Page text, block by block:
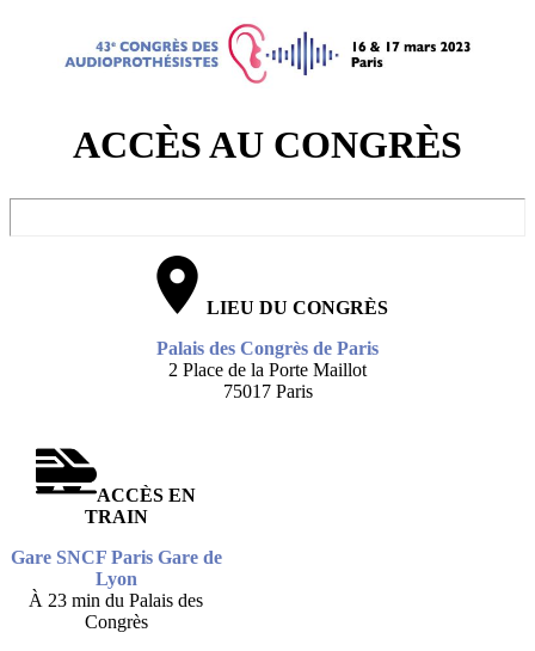
Accès
ACCÈS AU CONGRÈS
LIEU DU CONGRÈS
Palais des Congrès de Paris
2 Place de la Porte Maillot
75017 Paris
ACCÈS EN
TRAIN
Gare SNCF Paris Garede
Lyon
À 23 min du Palais des
Congrès